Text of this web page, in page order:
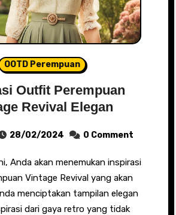
OOTD Perempuan
Outfit Perempuan
Revival Elegan
28/02/2024 0 Comment
Vintage Revival yang akan
menciptakan tampilan elegan
dari gaya retro yang tidak